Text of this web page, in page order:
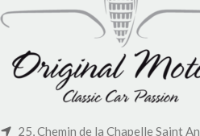
25, Chemin de la Chapelle Saint